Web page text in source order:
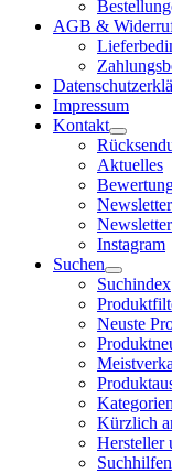
AGB &
Impressum
Kontakt
Aktuelles
Newsletter
Instagram
Suchen
Suchindex
Neuste
Kategorien
Kürzlich
Hersteller
Suchhilfen